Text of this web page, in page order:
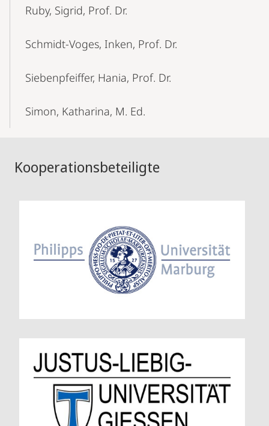
Ruby, Sigrid, Prof. Dr.
Schmidt-Voges, Inken, Prof. Dr.
Siebenpfeiffer, Hania, Prof. Dr.
Simon, Katharina, M. Ed.
Kooperationsbeteiligte